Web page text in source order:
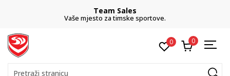
Team Sales
Vaše mjesto za timske sportove.
0 0
Pretraži stranicu